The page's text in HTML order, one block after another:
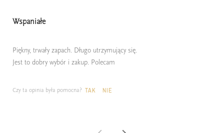
Wspaniałe
Piękny, trwały zapach. Długo utrzymujący się.
Jest to dobry wybór i zakup. Polecam
Czy ta opinia była pomocna? TAK NIE